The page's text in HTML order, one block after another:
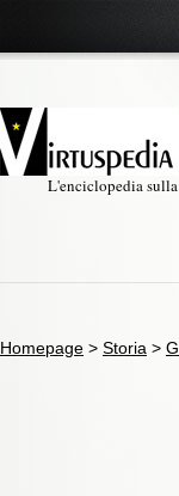
L'enciclopedia
Homepage > Storia >